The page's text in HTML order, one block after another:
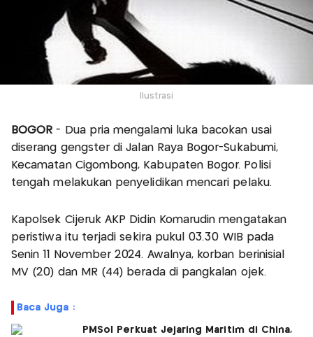
Ilustrasi
BOGOR - Dua pria mengalami luka bacokan usai
diserang gengster di Jalan Raya Bogor-Sukabumi,
Kecamatan Cigombong, Kabupaten Bogor. Polisi
tengah melakukan penyelidikan mencari pelaku.
Kapolsek Cijeruk AKP Didin Komarudin mengatakan
peristiwa itu terjadi sekira pukul 03.30 WIB pada
Senin 11 November 2024. Awalnya, korban berinisial
MV (20) dan MR (44) berada di pangkalan ojek.
Baca Juga :
PMSol Perkuat Jejaring Maritim di China,